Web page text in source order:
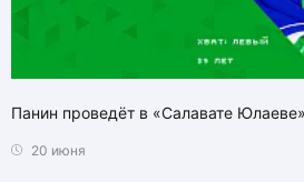
Панин проведёт в «Салавате
20 июня